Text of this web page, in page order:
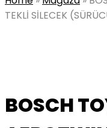
TEKLİ SİLECEK
BOSCH